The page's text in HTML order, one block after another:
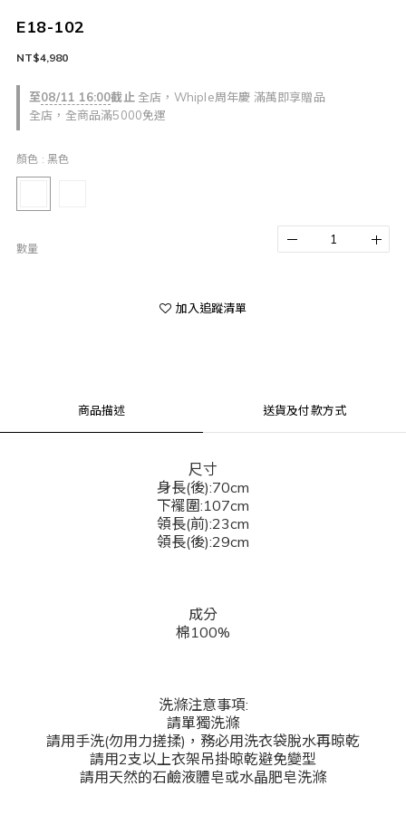
E18-102
至08/11 16:00截止 全店，Whiple周年慶 滿萬即享贈品
全店，全商品滿5000免運
NT$4,980
顏色 : 黑色
數量
加入追蹤清單
商品描述 送貨及付款方式
尺寸
身長(後):70cm
下襬圍:107cm
領長(前):23cm
領長(後):29cm
成分
棉100%
洗滌注意事項:
請單獨洗滌
請用手洗(勿用力搓揉)，務必用洗衣袋脫水再晾乾
請用2支以上衣架吊掛晾乾避免變型
請用天然的石鹼液體皂或水晶肥皂洗滌